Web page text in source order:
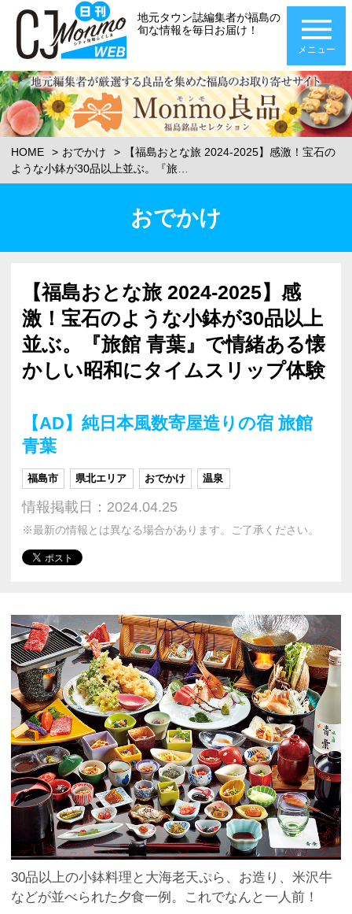
地元タウン誌編集者が福島の
旬な情報を毎日お届け！
メニュー
HOME おでかけ
【福島おとな旅 2024-2025】感激！宝石の
ような小鉢が30品以上並ぶ。『旅…
おでかけ
【福島おとな旅 2024-2025】感
激！宝石のような小鉢が30品以上
並ぶ。『旅館 青葉』で情緒ある懐
かしい昭和にタイムスリップ体験
【AD】純日本風数寄屋造りの宿 旅館
青葉
福島市 県北エリア おでかけ 温泉
情報掲載日：2024.04.25
※最新の情報とは異なる場合があります。ご了承ください。
30品以上の小鉢料理と大海老天ぷら、お造り、米沢牛
などが並べられた夕食一例。これでなんと一人前！